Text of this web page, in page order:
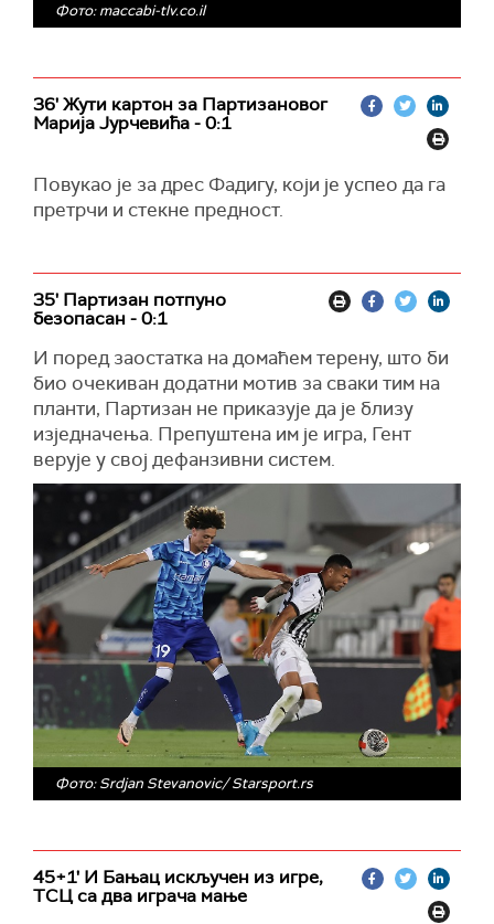
Фото: maccabi-tlv.co.il
36' Жути картон за Партизановог
Марија Јурчевића - 0:1
Повукао је за дрес Фадигу, који је успео да га
претрчи и стекне предност.
35' Партизан потпуно
безопасан - 0:1
И поред заостатка на домаћем терену, што би
био очекиван додатни мотив за сваки тим на
планти, Партизан не приказује да је близу
изједначења. Препуштена им је игра, Гент
верује у свој дефанзивни систем.
Фото: Srdjan Stevanovic/ Starsport.rs
45+1' И Бањац искључен из игре,
ТСЦ са два играча мање